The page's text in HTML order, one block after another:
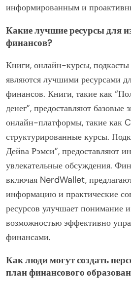
информированным и
Какие лучшие ресурсы для
финансов?
Книги, онлайн-курсы,
являются лучшими ресурсами
финансов. Книги, такие как
денег”, предоставляют базовые
онлайн-платформы, такие как
структурированные курсы.
Дейва Рэмси”, предоставляют
увлекательные обсуждения.
включая NerdWallet,
информацию и практические
ресурсов улучшает понимание
возможностью эффективно
финансами.
Как люди могут создать
план финансового